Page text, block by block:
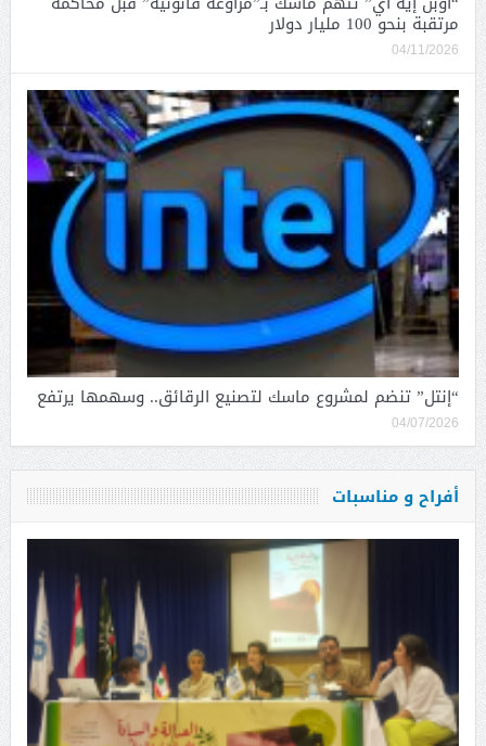
مرتقبة بنحو 100 مليار دولار
04/11/2026
“إنتل” تنضم لمشروع ماسك لتصنيع الرقائق.. وسهمها يرتفع
04/07/2026
أفراح و مناسبات